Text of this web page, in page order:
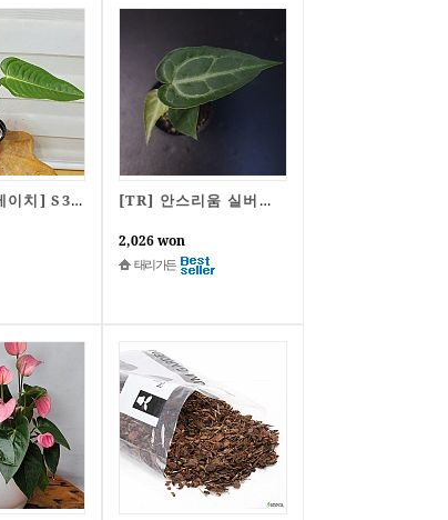
[안스리움 베이치] S3646 -동일품배송- 높이:32cm 폭:30cm [TR] 안스리움 실버맥스 F2 o84
2,026 won
태리가든